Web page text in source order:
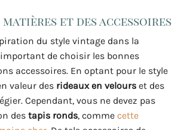
matières et des accessoires
du style vintage dans la
de choisir les bonnes
accessoires. En optant pour le style
valeur des rideaux en velours et des
Cependant, vous ne devez pas
des tapis ronds, comme cette